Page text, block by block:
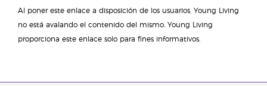
Al poner este enlace a disposición de los usuarios, Young Living
no está avalando el contenido del mismo. Young Living
proporciona este enlace solo para fines informativos.